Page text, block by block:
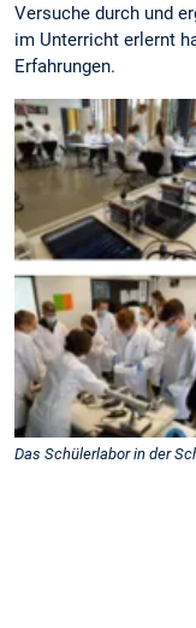
Versuche durch und
im Unterricht erlernt
Erfahrungen.
Das Schülerlabor in der